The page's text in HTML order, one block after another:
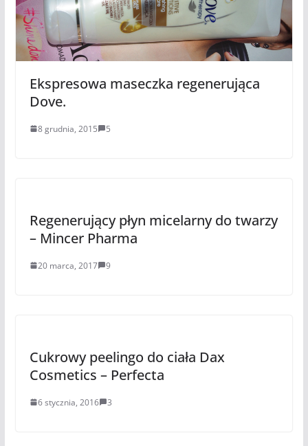
Ekspresowa maseczka regenerująca
Dove.
8 grudnia, 2015 5
Regenerujący płyn micelarny do twarzy
– Mincer Pharma
20 marca, 2017 9
Cukrowy peelingo do ciała Dax
Cosmetics – Perfecta
6 stycznia, 2016 3